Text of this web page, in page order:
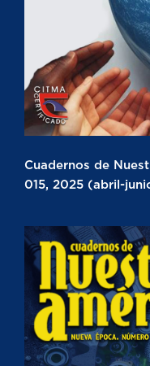
Cuadernos de
015, 2025 (abril-